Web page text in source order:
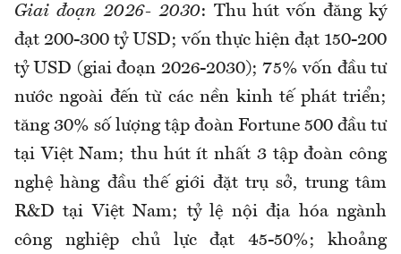
Giai đoạn 2026- 2030: Thu hút vốn đăng ký
đạt 200-300 tỷ USD; vốn thực hiện đạt 150-200
tỷ USD (giai đoạn 2026-2030); 75% vốn đầu tư
nước ngoài đến từ các nền kinh tế phát triển;
tăng 30% số lượng tập đoàn Fortune 500 đầu tư
tại Việt Nam; thu hút ít nhất 3 tập đoàn công
nghệ hàng đầu thế giới đặt trụ sở, trung tâm
R&D tại Việt Nam; tỷ lệ nội địa hóa ngành
công nghiệp chủ lực đạt 45-50%; khoảng